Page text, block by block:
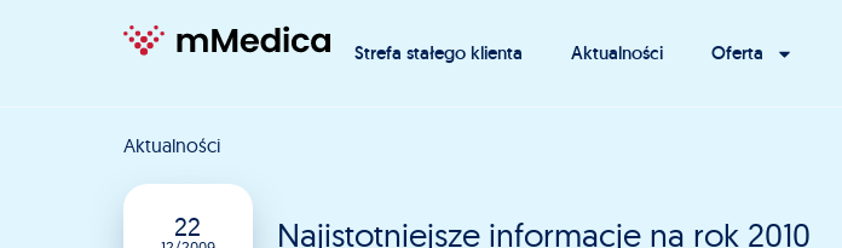
Strefa stałego klienta Aktualności Oferta
Aktualności
22 Najistotniejsze informacje na rok 2010